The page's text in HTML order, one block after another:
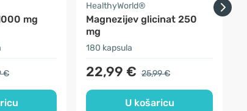
mg
€
HealthyWorld®
Magnezijev glicinat 250
mg
180 kapsula
22,99 € 25,99 €
U košaricu